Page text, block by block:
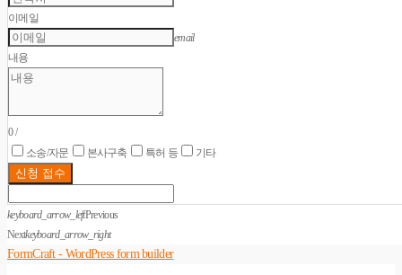
이메일
email
내용
0/
소송/자문
본사구축 특허 등 기타
신청 접수
keyboard_arrow_leftPrevious
Nextkeyboard_arrow_right
FormCraft - WordPress form builder